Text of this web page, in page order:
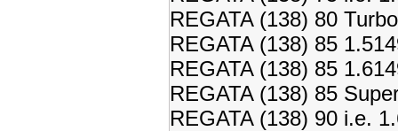
REGATA (138) 80
REGATA (138) 85
REGATA (138) 85
REGATA (138) 85
REGATA (138) 90 i.e.